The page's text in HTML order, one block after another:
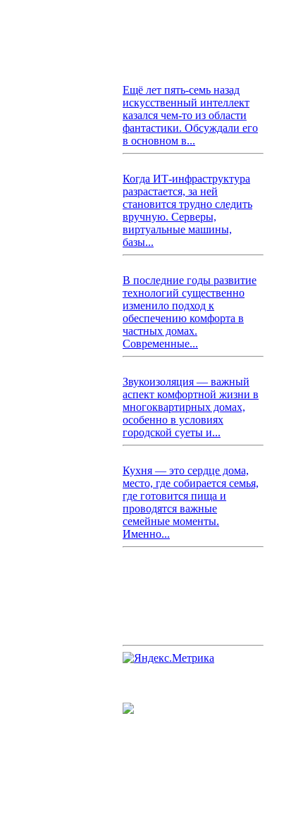
Ещё лет пять-семь назад
искусственный интеллект
казался чем-то из области
фантастики. Обсуждали его
в основном в...
Когда ИТ-инфраструктура
разрастается, за ней
становится трудно следить
вручную. Серверы,
виртуальные машины,
базы...
В последние годы развитие
технологий существенно
изменило подход к
обеспечению комфорта в
частных домах.
Современные...
Звукоизоляция — важный
аспект комфортной жизни в
многоквартирных домах,
особенно в условиях
городской суеты и...
Кухня — это сердце дома,
место, где собирается семья,
где готовится пища и
проводятся важные
семейные моменты.
Именно...